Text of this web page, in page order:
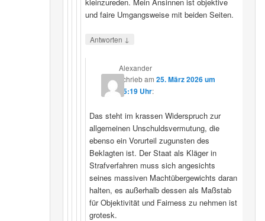
und faire Umgangsweise mit beiden Seiten.
Antworten ↓
Alexander
schriebam25. März 2026 um
15:19 Uhr:
Das steht im krassen Widerspruch zur
allgemeinen Unschuldsvermutung, die
ebenso ein Vorurteil zugunsten des
Beklagten ist. Der Staat als Kläger in
Strafverfahren muss sich angesichts
seines massiven Machtübergewichts daran
halten, es außerhalb dessen als Maßstab
für Objektivität und Fairness zu nehmen ist
grotesk.